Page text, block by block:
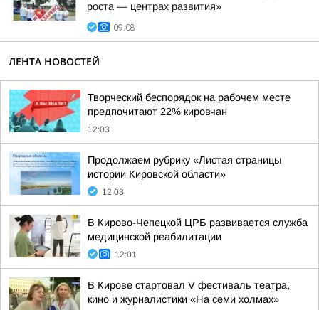
роста — центрах развития»
09:08
ЛЕНТА НОВОСТЕЙ
Творческий беспорядок на рабочем месте
предпочитают 22% кировчан
12:03
Продолжаем рубрику «Листая страницы
истории Кировской области»
12:03
В Кирово-Чепецкой ЦРБ развивается служба
медицинской реабилитации
12:01
В Кирове стартовал V фестиваль театра,
кино и журналистики «На семи холмах»